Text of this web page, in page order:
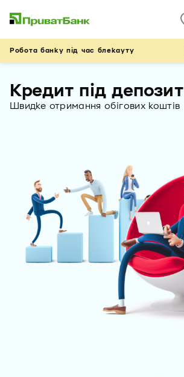
Робота банку під час блекауту
Кредит під депозит
Швидке отримання обігових коштів